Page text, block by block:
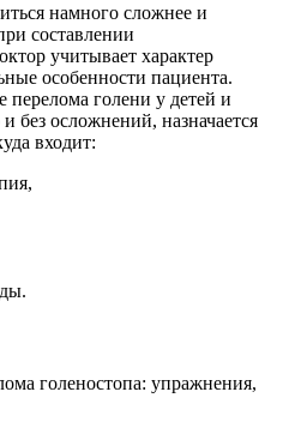
намного сложнее и
составлении
учитывает характер
особенности пациента.
перелома голени у детей и
без осложнений, назначается
входит: